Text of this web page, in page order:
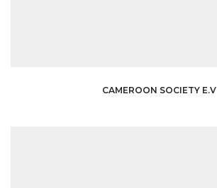
CAMEROON SOCIETY E.V